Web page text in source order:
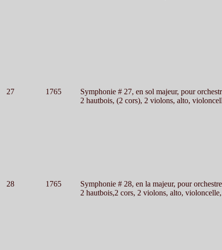
27 1765
Symphonie # 27, en sol majeur, pour
2 hautbois, (2 cors), 2 violons, alto,
28 1765
Symphonie # 28, en la majeur, pour orchestre
2 hautbois,2 cors, 2 violons, alto, violoncelle,